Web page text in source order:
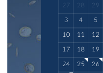
27 28 29
3 4 5
10 11 12
17 18 19
24 25 26